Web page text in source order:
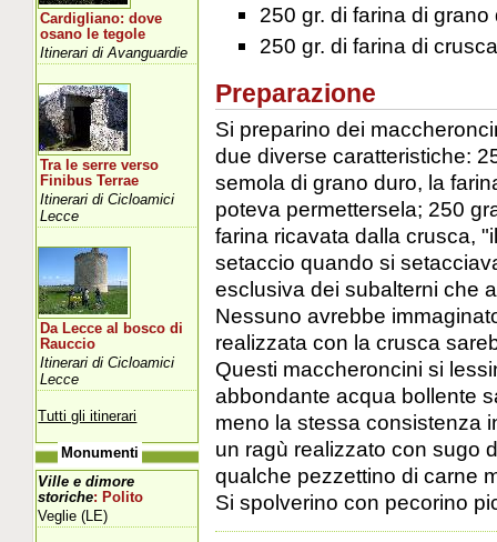
250 gr. di farina di grano
250 gr. di farina di crusca
Preparazione
Si preparino dei
due diverse caratteristiche:
semola di grano duro, la
poteva permettersela; 250
farina ricavata dalla crusca,
setaccio quando si
esclusiva dei subalterni che
Nessuno avrebbe
realizzata con la crusca
Questi maccheroncini si
abbondante acqua bollente
meno la stessa consistenza
un ragù realizzato con sugo
qualche pezzettino di carne
Si spolverino con pecorino
Cardigliano: dove
osano le tegole
Itinerari di Avanguardie
Tra le serre verso
Finibus Terrae
Itinerari di Cicloamici
Lecce
Da Lecce al bosco di
Rauccio
Itinerari di Cicloamici
Lecce
Tutti gli itinerari
Monumenti
Ville e dimore
storiche: Polito
Veglie (LE)